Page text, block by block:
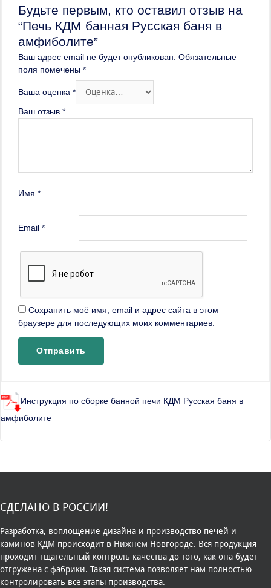
Будьте первым, кто оставил отзыв на
“Печь КДМ банная Русская баня в
амфиболите”
Ваш адрес email не будет опубликован.
Обязательные
поля помечены*
Ваша оценка*
Ваш отзыв*
Имя*
Email*
Сохранить моё имя, email и адрес сайта в этом
браузере для последующих моих комментариев.
Инструкция по сборке банной печи КДМ Русская баня в
амфиболите
СДЕЛАНО В РОССИИ!
Разработка, воплощение дизайна и производство печей и
каминов КДМ происходит в Нижнем Новгороде. Вся продукция
проходит тщательный контроль качества до того, как она будет
отгружена с фабрики. Такая система позволяет нам полностью
контролировать все этапы производства.